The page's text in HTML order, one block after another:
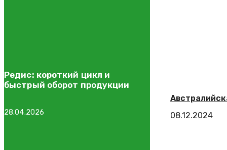
08.12.2024
Редис: короткий цикл и
быстрый оборот продукции
28.04.2026